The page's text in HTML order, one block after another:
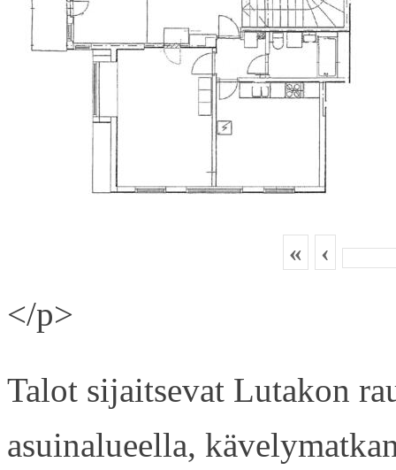
« ‹
</p>
Talot sijaitsevat Lutakon
asuinalueella,